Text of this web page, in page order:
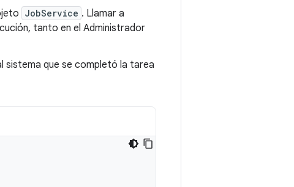
JobService . Llamar a
tanto en el Administrador
sistema que se completó la tarea